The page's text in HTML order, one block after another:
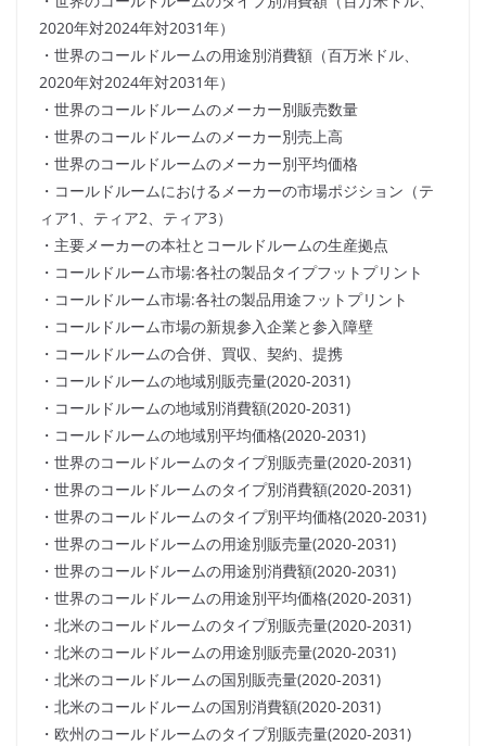
2020年対2024年対2031年）
・世界のコールドルームの用途別消費額（百万米ドル、
2020年対2024年対2031年）
・世界のコールドルームのメーカー別販売数量
・世界のコールドルームのメーカー別売上高
・世界のコールドルームのメーカー別平均価格
・コールドルームにおけるメーカーの市場ポジション（テ
ィア1、ティア2、ティア3）
・主要メーカーの本社とコールドルームの生産拠点
・コールドルーム市場:各社の製品タイプフットプリント
・コールドルーム市場:各社の製品用途フットプリント
・コールドルーム市場の新規参入企業と参入障壁
・コールドルームの合併、買収、契約、提携
・コールドルームの地域別販売量(2020-2031)
・コールドルームの地域別消費額(2020-2031)
・コールドルームの地域別平均価格(2020-2031)
・世界のコールドルームのタイプ別販売量(2020-2031)
・世界のコールドルームのタイプ別消費額(2020-2031)
・世界のコールドルームのタイプ別平均価格(2020-2031)
・世界のコールドルームの用途別販売量(2020-2031)
・世界のコールドルームの用途別消費額(2020-2031)
・世界のコールドルームの用途別平均価格(2020-2031)
・北米のコールドルームのタイプ別販売量(2020-2031)
・北米のコールドルームの用途別販売量(2020-2031)
・北米のコールドルームの国別販売量(2020-2031)
・北米のコールドルームの国別消費額(2020-2031)
・欧州のコールドルームのタイプ別販売量(2020-2031)